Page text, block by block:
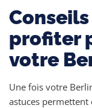
profiter
votre
Une fois votre
astuces